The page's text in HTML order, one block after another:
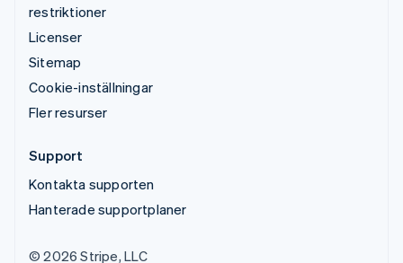
restriktioner
Licenser
Sitemap
Cookie-inställningar
Fler resurser
Support
Kontakta supporten
Hanterade supportplaner
© 2026 Stripe, LLC